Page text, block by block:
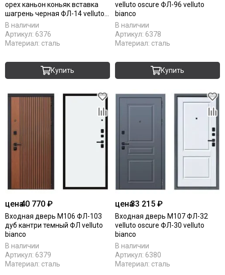
орех каньон коньяк вставка
шагрень черная ФЛ-14 velluto
bianco
В наличии
Артикул: 6376
Материал: сталь
Купить
velluto oscure ФЛ-96 velluto
bianco
В наличии
Артикул: 6378
Материал: сталь
Купить
цена40 770 ₽
Входная дверь М106 ФЛ-103
дуб кантри темный ФЛ velluto
bianco
В наличии
Артикул: 6379
Материал: сталь
цена33 215 ₽
Входная дверь М107 ФЛ-32
velluto oscure ФЛ-30 velluto
bianco
В наличии
Артикул: 6380
Материал: сталь